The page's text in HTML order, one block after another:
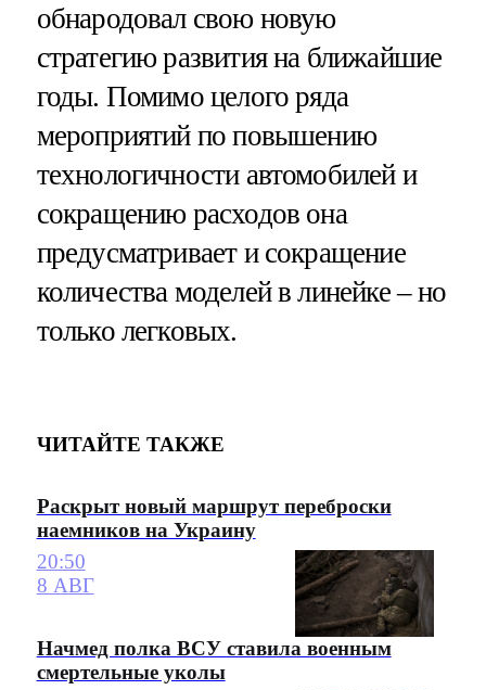
обнародовал свою новую
стратегию развития на ближайшие
годы. Помимо целого ряда
мероприятий по повышению
технологичности автомобилей и
сокращению расходов она
предусматривает и сокращение
количества моделей в линейке – но
только легковых.
ЧИТАЙТЕ ТАКЖЕ
Раскрыт новый маршрут переброски
наемников на Украину
20:50
8 АВГ
Начмед полка ВСУ ставила военным
смертельные уколы